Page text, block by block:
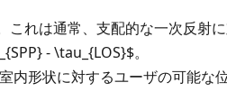
れは通常、支配的な一次反射に
- \tau_{LOS}$。
形状に対するユーザの可能な